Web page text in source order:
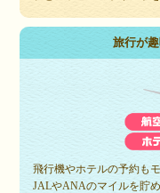
旅行が
飛行機やホテルの予約も
JALやANAのマイルを貯